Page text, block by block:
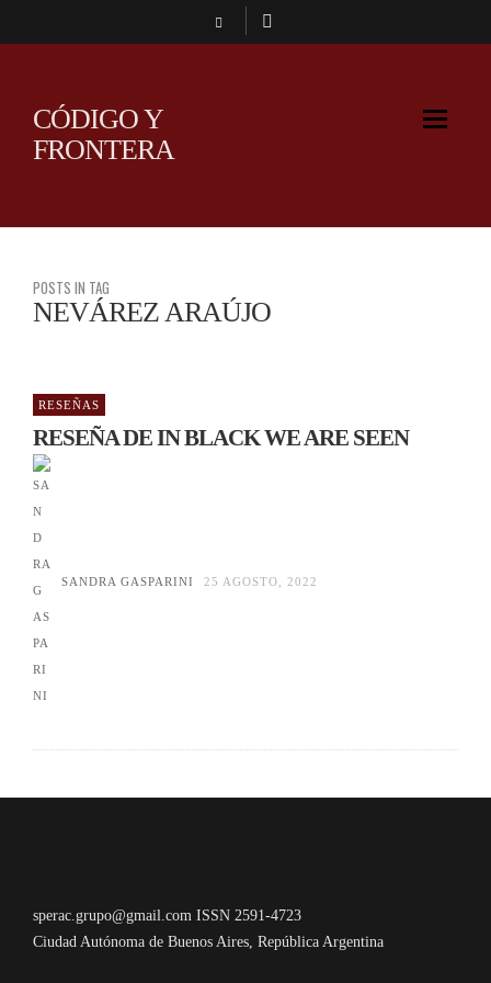
CÓDIGO Y
FRONTERA
POSTS IN TAG
NEVÁREZ ARAÚJO
RESEÑAS
RESEÑA DE IN BLACK WE ARE SEEN
SANDRA GASPARINI 25 AGOSTO, 2022
sperac.grupo@gmail.com ISSN 2591-4723
Ciudad Autónoma de Buenos Aires, República Argentina